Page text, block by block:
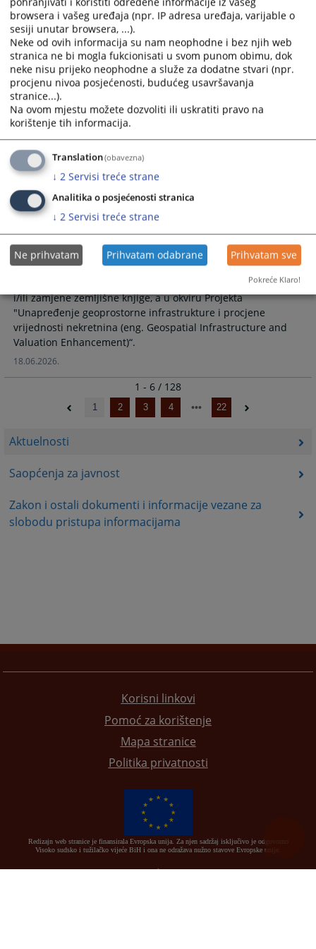
Aktuelnosti
Saopćenja za javnost
Zakon i ostali dokumenti i informacije vezane za
slobodu pristupa informacijama
Općinskom sudu u Visokom, na stručno osposobljavanje bez
zasnivanja radnog odnosa
23.06.2026.
IN MEMORIAM, Milorad Kojić
IN MEMORIAM, Milorad Kojić
22.06.2026.
Javni poziv za izražavanje interesa za
odabir novih privremenih
zemljišnoknjižnih asistenata
U prilogu ove vijesti se nalazi Javni poziv Federalne uprave
za geodetske i imovinsko-pravne poslove za izražavanje
interesa za odabir novih privremenih zemljišnoknjižnih
asistenata koji će raditi na poslovima sistematske uspostave
i/ili zamjene zemljišne knjige, a u okviru Projekta
"Unapređenje geoprostorne infrastrukture i procjene
vrijednosti nekretnina (eng. Geospatial Infrastructure and
Valuation Enhancement)“.
18.06.2026.
1 - 6 / 128
1 2 3 4 22
Korisni linkovi
Pomoć za korištenje
Mapa stranice
Politika privatnosti
Redizajn web stranice je finansirala Evropska unija. Za njen sadržaj isključivo je odgovorno
Visoko sudsko i tužilačko vijeće BiH i ona ne odražava nužno stavove Evropske unije.
browsera i vašeg uređaja (npr. IP adresa uređaja, varijable o
sesiji unutar browsera, ...).
Neke od ovih informacija su nam neophodne i bez njih web
stranica ne bi mogla fukcionisati u svom punom obimu, dok
neke nisu prijeko neophodne a služe za dodatne stvari (npr.
procjenu nivoa posjećenosti, budućeg usavršavanja
stranice...).
Na ovom mjestu možete dozvoliti ili uskratiti pravo na
korištenje tih informacija.
Translation(obavezna)
↓ 2 Servisi treće strane
Analitika o posjećenosti stranica
↓ 2 Servisi treće strane
Ne prihvatam Prihvatam odabrane Prihvatam sve
Pokreće Klaro!